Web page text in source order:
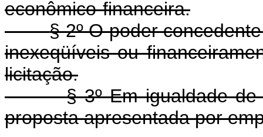
econômico-financeira.
§ 2º O poder
inexeqüíveis ou
licitação.
§ 3º Em igualdade
proposta apresentada por